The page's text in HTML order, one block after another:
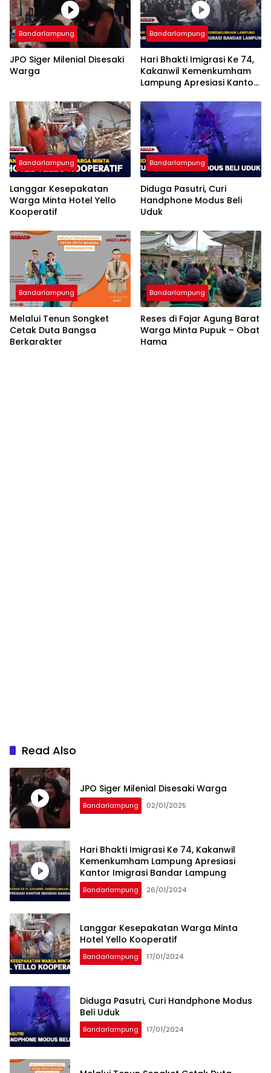
Bandarlampung
JPO Siger Milenial Disesaki
Warga
Bandarlampung
Hari Bhakti Imigrasi Ke 74,
Kakanwil Kemenkumham
Lampung Apresiasi Kantor
Bandarlampung
Langgar Kesepakatan
Warga Minta Hotel Yello
Kooperatif
Bandarlampung
Diduga Pasutri, Curi
Handphone Modus Beli
Uduk
Bandarlampung
Melalui Tenun Songket
Cetak Duta Bangsa
Berkarakter
Bandarlampung
Reses di Fajar Agung Barat
Warga Minta Pupuk – Obat
Hama
Read Also
JPO Siger Milenial Disesaki Warga
Bandarlampung 02/01/2025
Hari Bhakti Imigrasi Ke 74, Kakanwil
Kemenkumham Lampung Apresiasi
Kantor Imigrasi Bandar Lampung
Bandarlampung 26/01/2024
Langgar Kesepakatan Warga Minta
Hotel Yello Kooperatif
Bandarlampung 17/01/2024
Diduga Pasutri, Curi Handphone Modus
Beli Uduk
Bandarlampung 17/01/2024